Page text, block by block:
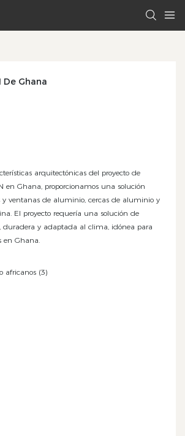
De Ghana
arquitectónicas del proyecto de
en Ghana, proporcionamos una solución
y ventanas de aluminio, cercas de aluminio y
El proyecto requería una solución de
duradera y adaptada al clima, idónea para
en Ghana.